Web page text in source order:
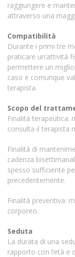
raggiungere e
attraverso una
Compatibilità
Durante i primi tre
praticare un’attività
permettere un
caso è comunque
terapista.
Scopo del
Finalità terapeutica:
consulta il terapista
Finalità di
cadenza
spesso sufficiente
precedentemente.
Finalità preventiva:
corporeo.
Seduta
La durata di una
rapporto con l’età e